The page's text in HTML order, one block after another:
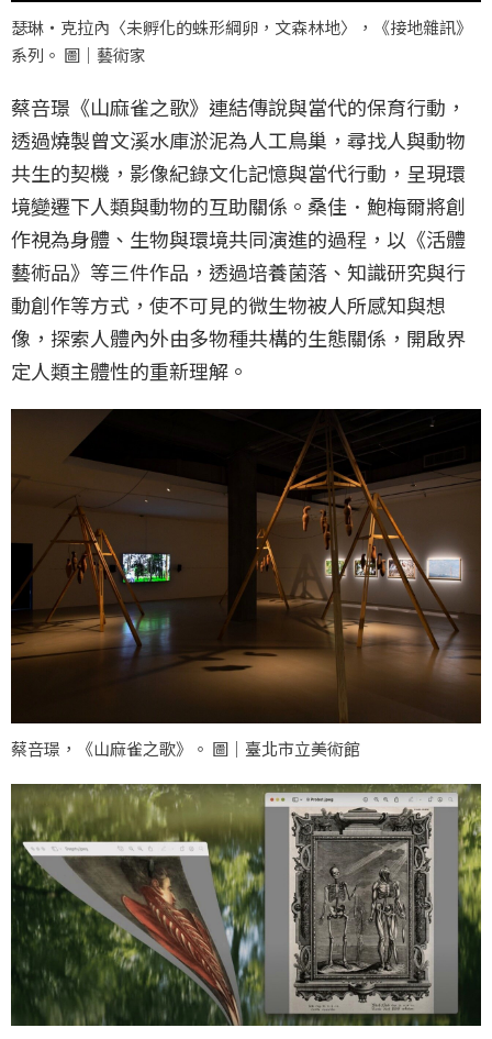
瑟琳・克拉內〈未孵化的蛛形綱卵，文森林地〉，《接地雜訊》
系列。 圖｜藝術家
蔡咅璟《山麻雀之歌》連結傳說與當代的保育行動，
透過燒製曾文溪水庫淤泥為人工鳥巢，尋找人與動物
共生的契機，影像紀錄文化記憶與當代行動，呈現環
境變遷下人類與動物的互助關係。桑佳．鮑梅爾將創
作視為身體、生物與環境共同演進的過程，以《活體
藝術品》等三件作品，透過培養菌落、知識研究與行
動創作等方式，使不可見的微生物被人所感知與想
像，探索人體內外由多物種共構的生態關係，開啟界
定人類主體性的重新理解。
蔡咅璟，《山麻雀之歌》。 圖｜臺北市立美術館